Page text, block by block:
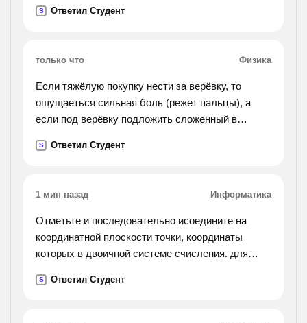
если после перепечатывания этих 2 рукописей в
S Ответил Студент
только что Физика
Если тяжёлую покупку нести за верёвку, то
ощущаеться сильная боль (режет пальцы), а
если под верёвку подложить сложенный в
уменьшаеться. объясните почему?
S Ответил Студент
1 мин назад Информатика
Отметьте и последовательно исоедините на
координатной плоскости точки, координаты
которых в двоичной системе счисления. для
таблицы. № точки двоичный код десятичный код
S Ответил Студент